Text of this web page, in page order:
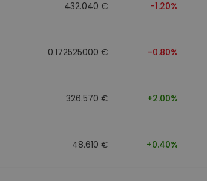
432.040 € -1.20%
0.172525000 € -0.80%
326.570 € +2.00%
48.610 € +0.40%